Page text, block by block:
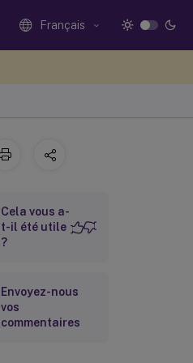
Français
Cela vous a-
t-il été utile
?
Envoyez-nous
vos
commentaires